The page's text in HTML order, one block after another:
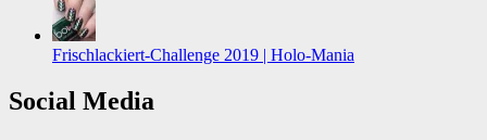
Frischlackiert-Challenge 2019 | Holo-Mania
Social Media